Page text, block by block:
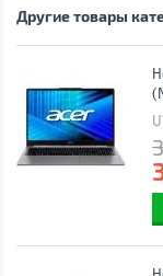
Другие товары